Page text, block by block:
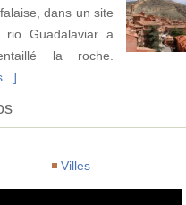
dans un site
rio Guadalaviar a
la roche.
Villes